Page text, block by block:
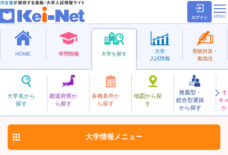
ログイン
HOME 学問情報 大学を探す
大学名から
探す
都道府県か
ら探す
各種条件か
ら探す
地図から探
す
推薦型・
総合型選抜
から探す
キ
か
大学
入試情報
受験対策・
勉強法
私立
きょうとさんぎょう
京都産業大学 お気に入り
大学情報 メニュー